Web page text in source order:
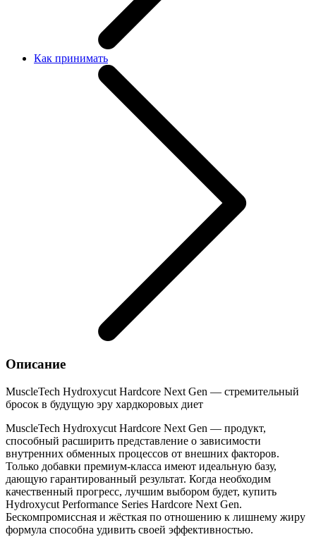
Как принимать
Описание
MuscleTech Hydroxycut Hardcore Next Gen — стремительный
бросок в будущую эру хардкоровых диет
MuscleTech Hydroxycut Hardcore Next Gen — продукт,
способный расширить представление о зависимости
внутренних обменных процессов от внешних факторов.
Только добавки премиум-класса имеют идеальную базу,
дающую гарантированный результат. Когда необходим
качественный прогресс, лучшим выбором будет, купить
Hydroxycut Performance Series Hardcore Next Gen.
Бескомпромиссная и жёсткая по отношению к лишнему жиру
формула способна удивить своей эффективностью.